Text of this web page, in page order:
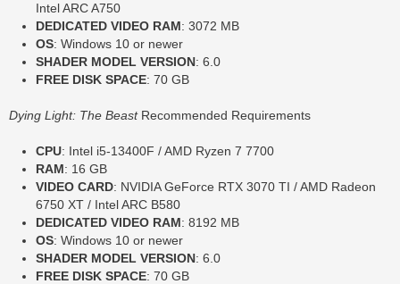
Intel ARC A750
DEDICATED VIDEO RAM: 3072 MB
OS: Windows 10 or newer
SHADER MODEL VERSION: 6.0
FREE DISK SPACE: 70 GB
Dying Light: The BeastRecommended Requirements
CPU: Intel i5-13400F / AMD Ryzen 7 7700
RAM: 16 GB
VIDEO CARD: NVIDIA GeForce RTX 3070 TI / AMD Radeon
6750 XT / Intel ARC B580
DEDICATED VIDEO RAM: 8192 MB
OS: Windows 10 or newer
SHADER MODEL VERSION: 6.0
FREE DISK SPACE: 70 GB